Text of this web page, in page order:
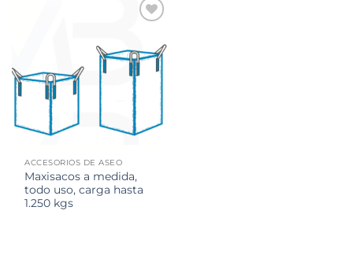
ACCESORIOS DE ASEO
Maxisacos a medida,
todo uso, carga hasta
1.250 kgs